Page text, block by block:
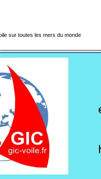
sur toutes les mers du monde